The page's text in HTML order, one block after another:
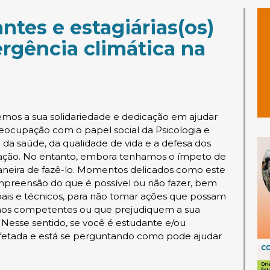
e estagiárias(os)
climática na
a sua solidariedade e dedicação em ajudar
com o papel social da Psicologia e
saúde, da qualidade de vida e a defesa dos
No entanto, embora tenhamos o ímpeto de
de fazê-lo. Momentos delicados como este
do que é possível ou não fazer, bem
e técnicos, para não tomar ações que possam
competentes ou que prejudiquem a sua
sentido, se você é estudante e/ou
e está se perguntando como pode ajudar